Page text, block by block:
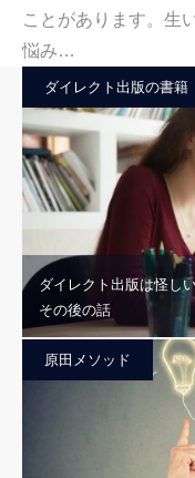
ことがあります。生
悩み…
ダイレクト出版の書籍
ダイレクト出版は怪し
その後の話
原田メソッド